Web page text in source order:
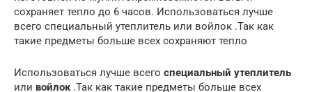
сохраняет тепло до 6 часов. Использоваться лучше
всего специальный утеплитель или войлок .Так как
такие предметы больше всех сохраняют тепло
Использоваться лучше всего специальный утеплитель
или войлок.Так как такие предметы больше всех